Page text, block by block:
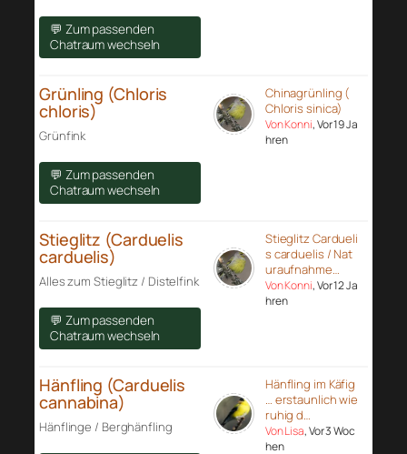
💬 Zum passenden
Chatraum wechseln
Grünling (Chloris
chloris)
Grünfink
💬 Zum passenden
Chatraum wechseln
Chinagrünling (
Chloris sinica)
Von Konni, Vor 19 Ja
hren
Stieglitz (Carduelis
carduelis)
Alles zum Stieglitz / Distelfink
💬 Zum passenden
Chatraum wechseln
Stieglitz Cardueli
s carduelis / Nat
uraufnahme…
Von Konni, Vor 12 Ja
hren
Hänfling (Carduelis
cannabina)
Hänflinge / Berghänfling
Hänfling im Käfig
… erstaunlich wie
ruhig d…
Von Lisa, Vor 3 Woc
hen